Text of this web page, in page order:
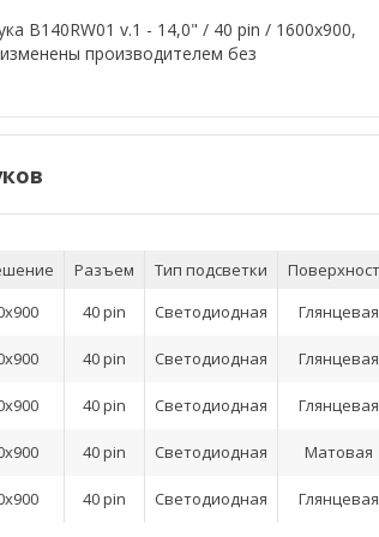
B140RW01 v.1 - 14,0" / 40 pin / 1600x900,
производителем без
Разъем Тип подсветки
40 pin Светодиодная Глянцевая
40 pin Светодиодная
Глянцевая
40 pin Светодиодная
Глянцевая
40 pin Светодиодная Матовая
40 pin Светодиодная Глянцевая